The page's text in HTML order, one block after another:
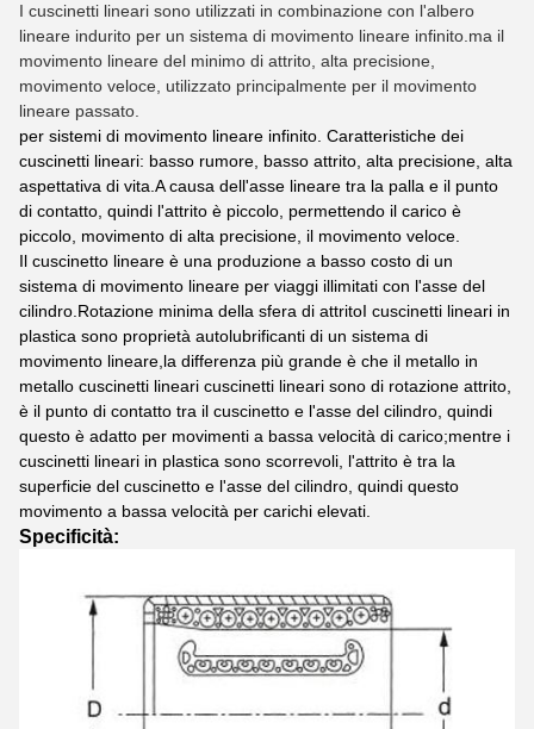
I cuscinetti lineari sono utilizzati in combinazione con l'albero
lineare indurito per un sistema di movimento lineare infinito.ma il
movimento lineare del minimo di attrito, alta precisione,
movimento veloce, utilizzato principalmente per il movimento
lineare passato.
per sistemi di movimento lineare infinito. Caratteristiche dei
cuscinetti lineari: basso rumore, basso attrito, alta precisione, alta
aspettativa di vita.A causa dell'asse lineare tra la palla e il punto
di contatto, quindi l'attrito è piccolo, permettendo il carico è
piccolo, movimento di alta precisione, il movimento veloce.
Il cuscinetto lineare è una produzione a basso costo di un
sistema di movimento lineare per viaggi illimitati con l'asse del
cilindro.Rotazione minima della sfera di attritoI cuscinetti lineari in
plastica sono proprietà autolubrificanti di un sistema di
movimento lineare,la differenza più grande è che il metallo in
metallo cuscinetti lineari cuscinetti lineari sono di rotazione attrito,
è il punto di contatto tra il cuscinetto e l'asse del cilindro, quindi
questo è adatto per movimenti a bassa velocità di carico;mentre i
cuscinetti lineari in plastica sono scorrevoli, l'attrito è tra la
superficie del cuscinetto e l'asse del cilindro, quindi questo
movimento a bassa velocità per carichi elevati.
Specificità: